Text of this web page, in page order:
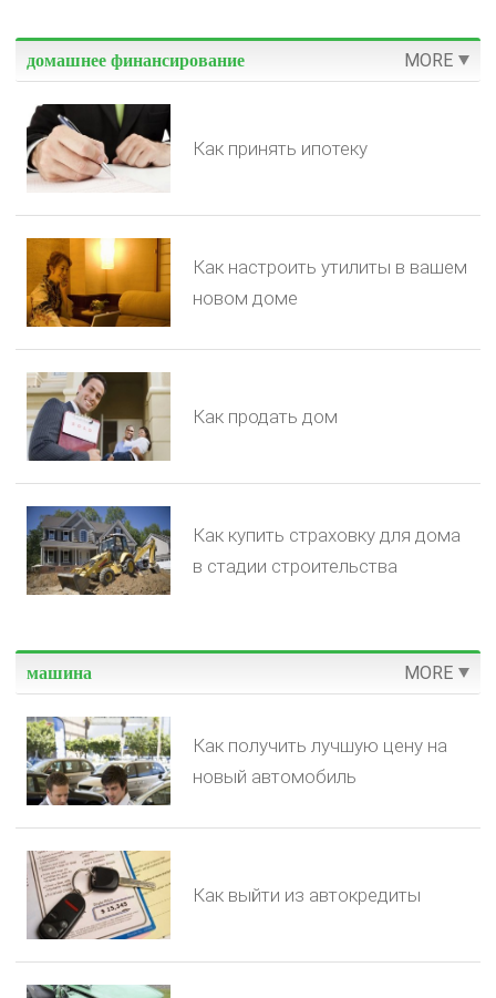
домашнее финансирование MORE
Как принять ипотеку
Как настроить утилиты в вашем
новом доме
Как продать дом
Как купить страховку для дома
в стадии строительства
машина MORE
Как получить лучшую цену на
новый автомобиль
Как выйти из автокредиты